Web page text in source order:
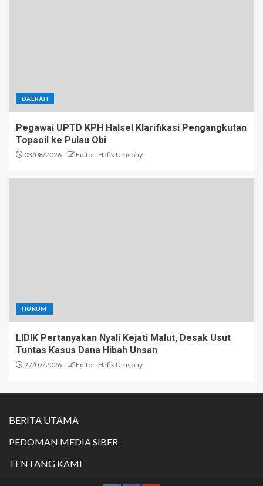
DAERAH
Pegawai UPTD KPH Halsel Klarifikasi Pengangkutan
Topsoil ke Pulau Obi
03/08/2026 Editor: Hafik Umsohy
HUKUM
LIDIK Pertanyakan Nyali Kejati Malut, Desak Usut
Tuntas Kasus Dana Hibah Unsan
27/07/2026 Editor: Hafik Umsohy
BERITA UTAMA
PEDOMAN MEDIA SIBER
TENTANG KAMI